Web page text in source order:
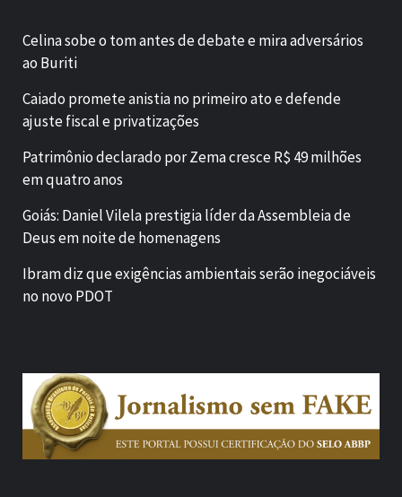
Celina sobe o tom antes de debate e mira adversários
ao Buriti
Caiado promete anistia no primeiro ato e defende
ajuste fiscal e privatizações
Patrimônio declarado por Zema cresce R$ 49 milhões
em quatro anos
Goiás: Daniel Vilela prestigia líder da Assembleia de
Deus em noite de homenagens
Ibram diz que exigências ambientais serão inegociáveis
no novo PDOT